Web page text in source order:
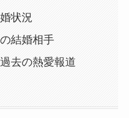
状況
結婚相手
去の熱愛報道